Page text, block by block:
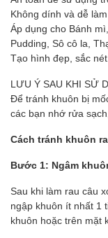
Không dính và dễ
Áp dụng cho Bánh
Pudding, Sô cô la,
Tạo hình đẹp, sắc nét.
LƯU Ý SAU KHI SỬ
Để tránh khuôn bị
các bạn nhớ rửa
Cách tránh khuôn
Bước 1: Ngâm
Sau khi làm rau câu
ngập khuôn ít nhất 1
khuôn hoặc trên mặt